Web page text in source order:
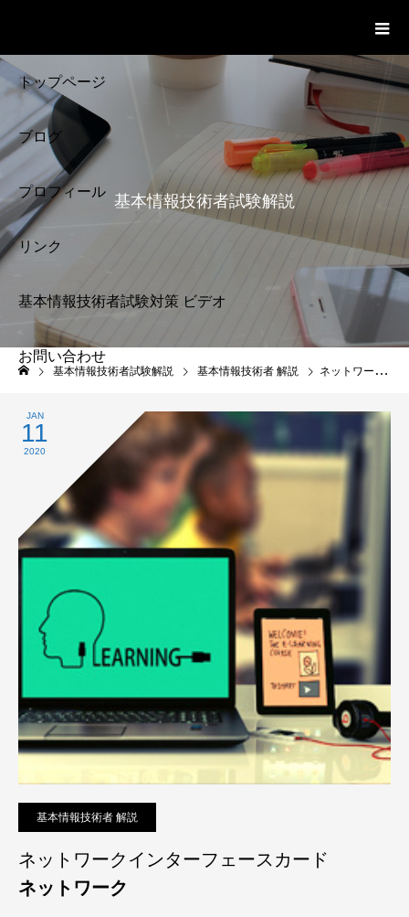
トップページ
ブログ
プロフィール
リンク
基本情報技術者試験対策 ビデオ
お問い合わせ
プライバシーポリシー
基本情報技術者試験
解説
基本情報技術者試験解説
基本情報技術者試験解説 基本情報技術者 解説 ネットワークインターフェースカード
JAN
11
2020
基本情報技術者 解説
ネットワークインターフェースカード
ネットワーク